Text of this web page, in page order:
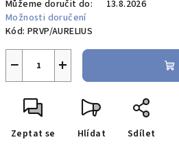
Můžeme doručit do:
13.8.2026
Možnosti doručení
Kód: PRVP/AURELIUS
+
−
Zeptat se Hlídat Sdílet